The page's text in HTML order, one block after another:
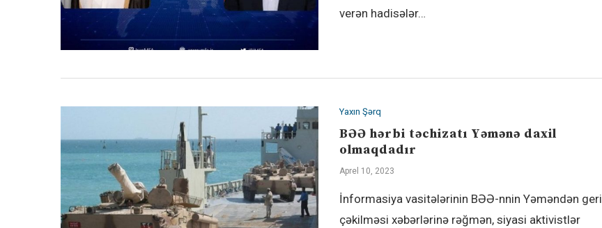
verən hadisələr…
Yaxın Şərq
BƏƏ hərbi təchizatı Yəmənə daxil
olmaqdadır
Aprel 10, 2023
İnformasiya vasitələrinin BƏƏ-nnin Yəməndən geri
çəkilməsi xəbərlərinə rəğmən, siyasi aktivistlər